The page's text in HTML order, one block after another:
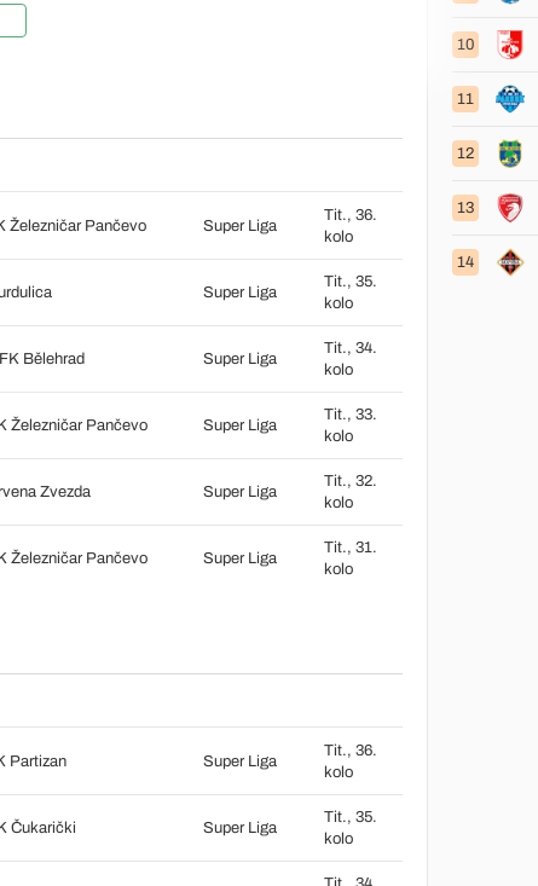
Železničar Pančevo Super Liga
Tit., 36.
kolo
Super Liga
Tit., 35.
kolo
Bělehrad Super Liga
Tit., 34.
kolo
Železničar Pančevo Super Liga
Tit., 33.
kolo
Zvezda Super Liga
Tit., 32.
kolo
Železničar Pančevo Super Liga
Tit., 31.
kolo
Partizan Super Liga
Tit., 36.
kolo
Čukarički Super Liga
Tit., 35.
kolo
10
11
12
13
14